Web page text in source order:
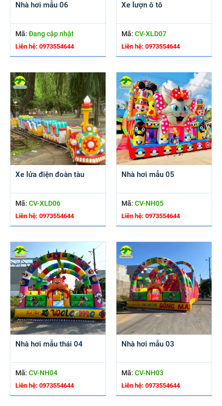
Nhà hơi mẫu 06
Mã: Đang cập nhật
Liên hệ: 0973554644
Xe lượn ô tô
Mã: CV-XLD07
Liên hệ: 0973554644
Xe lửa điện đoàn tàu
Mã: CV-XLD06
Liên hệ: 0973554644
Nhà hơi mẫu 05
Mã: CV-NH05
Liên hệ: 0973554644
Nhà hơi mẫu thái 04
Mã: CV-NH04
Liên hệ: 0973554644
Nhà hơi mẫu 03
Mã: CV-NH03
Liên hệ: 0973554644